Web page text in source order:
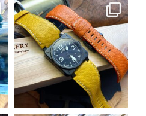
earnest_by_castplanning
5月 17